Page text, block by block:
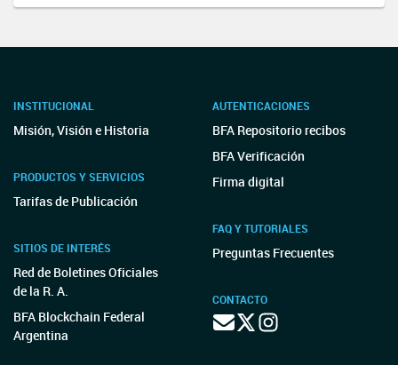
INSTITUCIONAL
Misión, Visión e Historia
PRODUCTOS Y SERVICIOS
Tarifas de Publicación
SITIOS DE INTERÉS
Red de Boletines Oficiales
de la R. A.
BFA Blockchain Federal
Argentina
AUTENTICACIONES
BFA Repositorio recibos
BFA Verificación
Firma digital
FAQ Y TUTORIALES
Preguntas Frecuentes
CONTACTO